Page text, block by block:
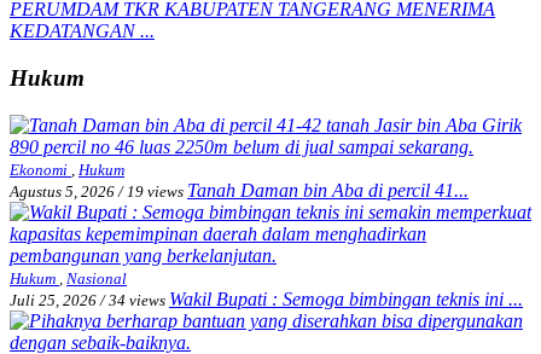
PERUMDAM TKR KABUPATEN TANGERANG MENERIMA
KEDATANGAN ...
Hukum
Ekonomi
Hukum
Agustus 5, 2026 / 19 views Tanah Daman bin Aba di percil 41...
Hukum
Nasional
Juli 25, 2026 / 34 views Wakil Bupati : Semoga bimbingan teknis ini ...